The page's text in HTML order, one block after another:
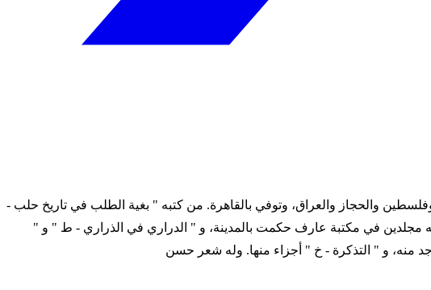
بحلب، ورحل إلى دمشق وفلسطين والحجاز والعراق، وتوفي بالقاهرة. من كتبه " بغية الطلب في تاريخ حلب -
في مكتبة عارف حكمت بالمدينة، و " الدراري في الذراري - ط " و "
منه، و " التذكرة - خ " أجزاء منها. وله شعر حسن